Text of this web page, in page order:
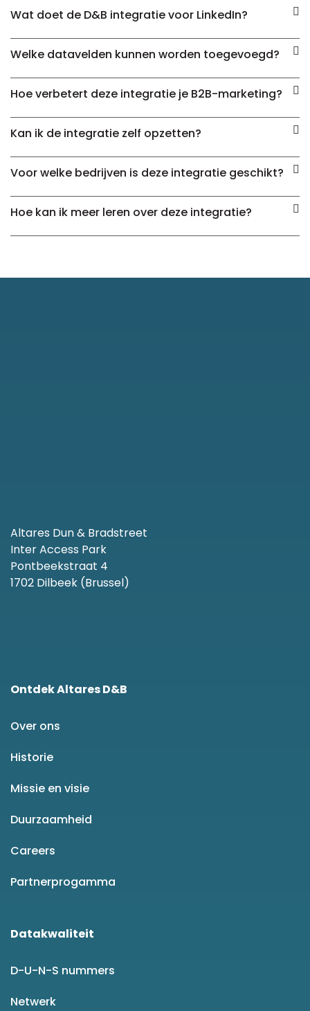
Wat doet de D&B integratie voor LinkedIn?
Welke datavelden kunnen worden toegevoegd?
Hoe verbetert deze integratie je B2B-marketing?
Kan ik de integratie zelf opzetten?
Voor welke bedrijven is deze integratie geschikt?
Hoe kan ik meer leren over deze integratie?
Altares Dun & Bradstreet
Inter Access Park
Pontbeekstraat 4
1702 Dilbeek (Brussel)
Ontdek Altares D&B
Over ons
Historie
Missie en visie
Duurzaamheid
Careers
Partnerprogamma
Datakwaliteit
D-U-N-S nummers
Netwerk